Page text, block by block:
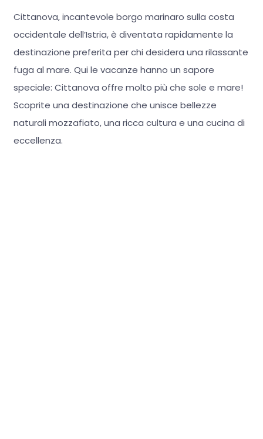
Cittanova, incantevole borgo marinaro sulla costa
occidentale dell’Istria, è diventata rapidamente la
destinazione preferita per chi desidera una rilassante
fuga al mare. Qui le vacanze hanno un sapore
speciale: Cittanova offre molto più che sole e mare!
Scoprite una destinazione che unisce bellezze
naturali mozzafiato, una ricca cultura e una cucina di
eccellenza.